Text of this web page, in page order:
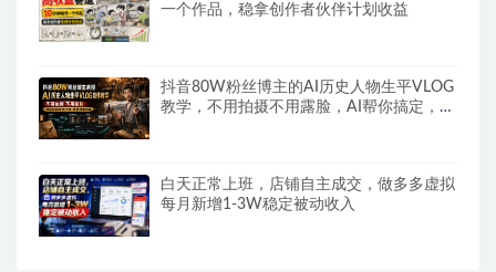
一个作品，稳拿创作者伙伴计划收益
抖音80W粉丝博主的AI历史人物生平VLOG
教学，不用拍摄不用露脸，AI帮你搞定，轻
白天正常上班，店铺自主成交，做多多虚拟
每月新增1-3W稳定被动收入